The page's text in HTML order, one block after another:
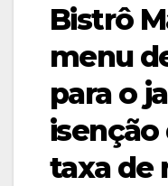
Bistrô
menu
para o
isenção
taxa de